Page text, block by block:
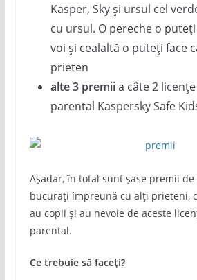
Kasper, Sky și ursul cel
cu ursul. O pereche o
voi și cealaltă o puteți face
prieten
alte 3 premiia câte 2
parental Kaspersky Safe
Așadar, în total sunt șase premii de
bucurați împreună cu alți prieteni,
au copii și au nevoie de aceste
parental.
Ce trebuie să faceți?